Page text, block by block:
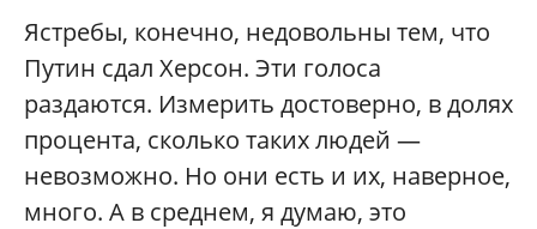
Ястребы, конечно, недовольны тем, что
Путин сдал Херсон. Эти голоса
раздаются. Измерить достоверно, в долях
процента, сколько таких людей —
невозможно. Но они есть и их, наверное,
много. А в среднем, я думаю, это